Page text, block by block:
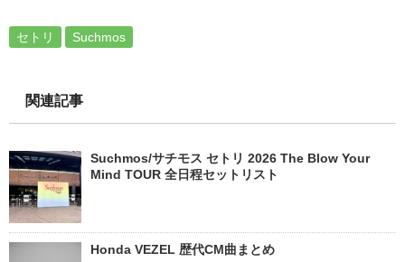
セトリ Suchmos
関連記事
Suchmos/サチモス セトリ 2026 The Blow Your
Mind TOUR 全日程セットリスト
Honda VEZEL 歴代CM曲まとめ